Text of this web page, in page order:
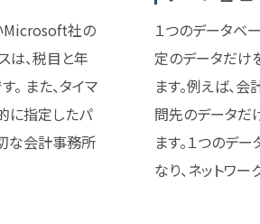
Microsoft社の
は、税目と年
また、タイマ
に指定したパ
な会計事務所
１つのデータベ
定のデータだけ
ます。例えば、
問先のデータだ
ます。１つのデ
なり、ネットワ